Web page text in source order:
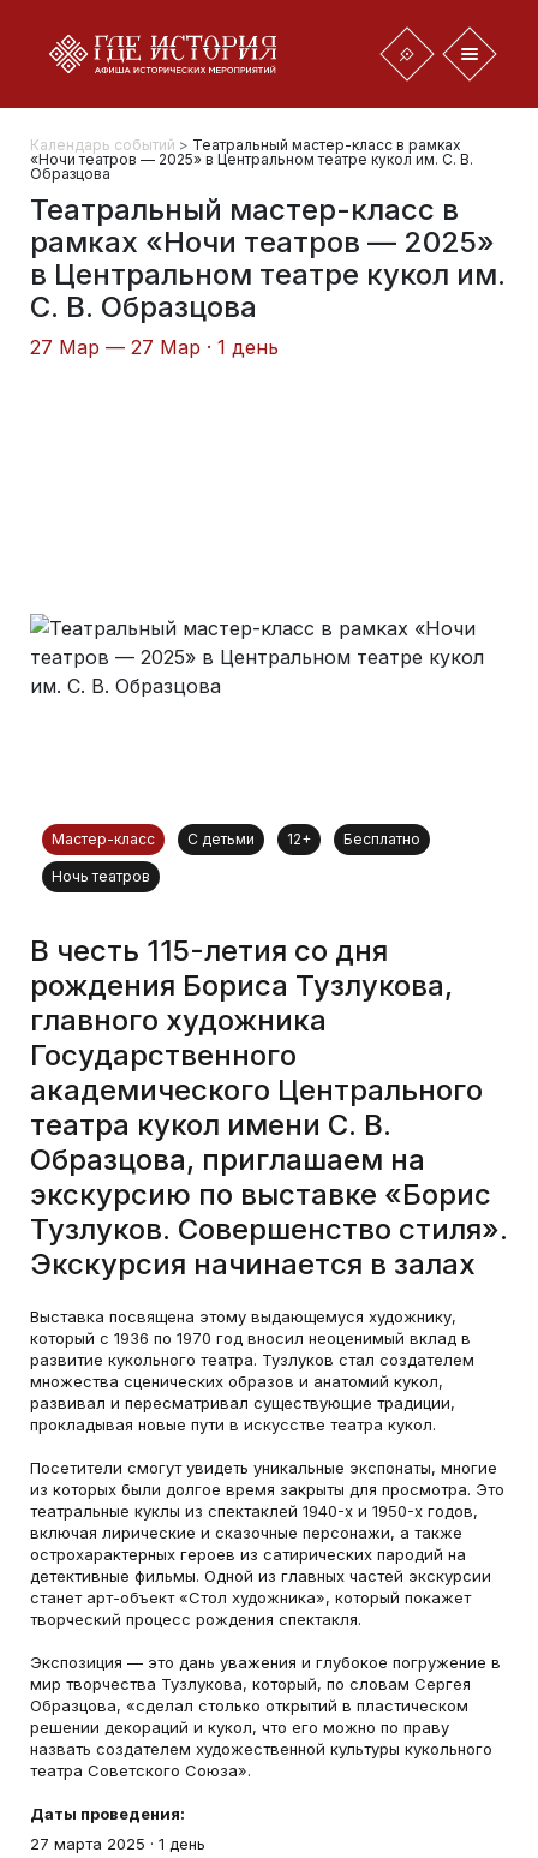
Календарь событий > Театральный мастер-класс в рамках
«Ночи театров — 2025» в Центральном театре кукол им. С. В.
Образцова
Театральный мастер-класс в
рамках «Ночи театров — 2025»
в Центральном театре кукол им.
С. В. Образцова
27 Мар — 27 Мар · 1 день
Мастер-класс С детьми 12+ Бесплатно
Ночь театров
В честь 115-летия со дня
рождения Бориса Тузлукова,
главного художника
Государственного
академического Центрального
театра кукол имени С. В.
Образцова, приглашаем на
экскурсию по выставке «Борис
Тузлуков. Совершенство стиля».
Экскурсия начинается в залах
Выставка посвящена этому выдающемуся художнику,
который с 1936 по 1970 год вносил неоценимый вклад в
развитие кукольного театра. Тузлуков стал создателем
множества сценических образов и анатомий кукол,
развивал и пересматривал существующие традиции,
прокладывая новые пути в искусстве театра кукол.
Посетители смогут увидеть уникальные экспонаты, многие
из которых были долгое время закрыты для просмотра. Это
театральные куклы из спектаклей 1940-х и 1950-х годов,
включая лирические и сказочные персонажи, а также
острохарактерных героев из сатирических пародий на
детективные фильмы. Одной из главных частей экскурсии
станет арт-объект «Стол художника», который покажет
творческий процесс рождения спектакля.
Экспозиция — это дань уважения и глубокое погружение в
мир творчества Тузлукова, который, по словам Сергея
Образцова, «сделал столько открытий в пластическом
решении декораций и кукол, что его можно по праву
назвать создателем художественной культуры кукольного
театра Советского Союза».
Даты проведения:
27 марта 2025 · 1 день